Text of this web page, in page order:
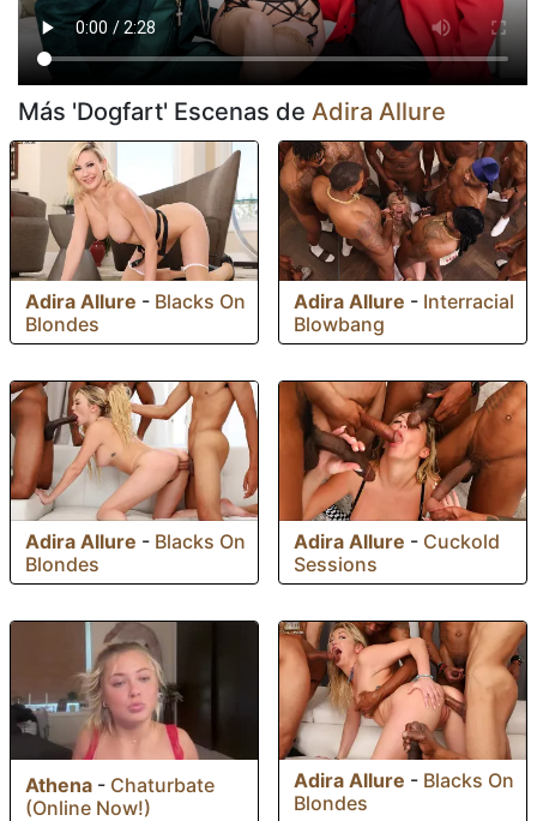
Más 'Dogfart' Escenas de Adira Allure
Adira Allure - Blacks On
Blondes
Adira Allure - Interracial
Blowbang
Adira Allure - Blacks On
Blondes
Adira Allure - Cuckold
Sessions
Athena - Chaturbate
(Online Now!)
Adira Allure - Blacks On
Blondes